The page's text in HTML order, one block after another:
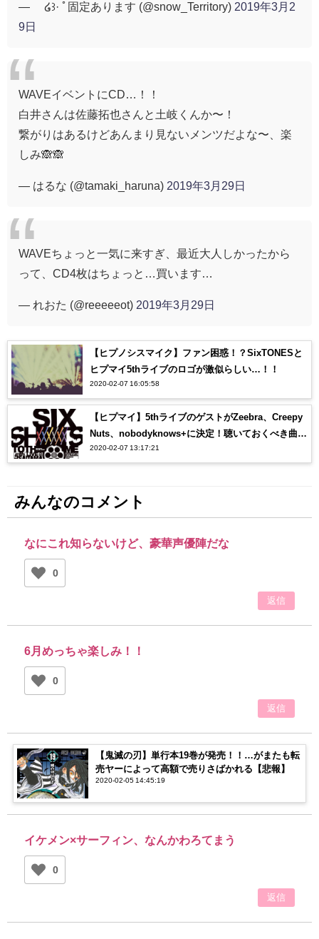
— ™໒꒱· ﾟ固定あります (@snow_Territory) 2019年3月2
9日
WAVEイベントにCD…！！
白井さんは佐藤拓也さんと土岐くんか〜！
繋がりはあるけどあんまり見ないメンツだよな〜、楽
しみ🙈🙈
— はるな (@tamaki_haruna) 2019年3月29日
WAVEちょっと一気に来すぎ、最近大人しかったから
って、CD4枚はちょっと…買います…
— れおた (@reeeeeot) 2019年3月29日
【ヒプノシスマイク】ファン困惑！？SixTONESと
ヒプマイ5thライブのロゴが激似らしい…！！
2020-02-07 16:05:58
【ヒプマイ】5thライブのゲストがZeebra、Creepy
Nuts、nobodyknows+に決定！聴いておくべき曲
は？？
2020-02-07 13:17:21
みんなのコメント
なにこれ知らないけど、豪華声優陣だな
0
返信
6月めっちゃ楽しみ！！
0
返信
【鬼滅の刃】単行本19巻が発売！！…がまたも転
売ヤーによって高額で売りさばかれる【悲報】
2020-02-05 14:45:19
イケメン×サーフィン、なんかわろてまう
0
返信